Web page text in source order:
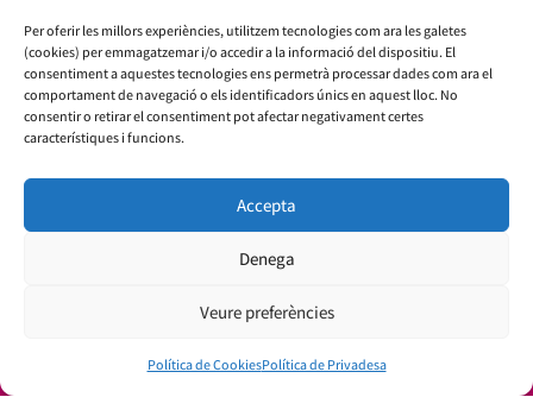
Per oferir les millors experiències, utilitzem tecnologies com ara les galetes
(cookies) per emmagatzemar i/o accedir a la informació del dispositiu. El
consentiment a aquestes tecnologies ens permetrà processar dades com ara el
comportament de navegació o els identificadors únics en aquest lloc. No
consentir o retirar el consentiment pot afectar negativament certes
característiques i funcions.
Accepta
Denega
Veure preferències
Política de CookiesPolítica de Privadesa